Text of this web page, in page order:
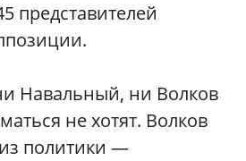
представителей
Навальный, ни Волков
не хотят. Волков
политики —